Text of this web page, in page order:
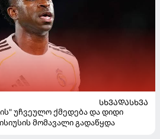
ᲡᲮᲕᲐᲓᲐᲡᲮᲕᲐ
უჩვეულო ქმედება და დიდი
მომავალი გადაწყდა